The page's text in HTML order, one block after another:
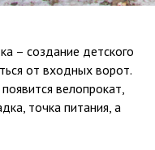
– создание детского
от входных ворот.
велопрокат,
точка питания, а